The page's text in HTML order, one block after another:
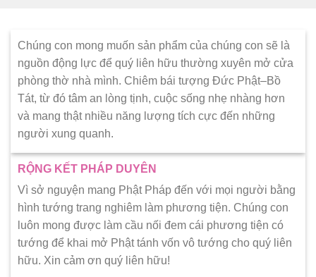
Chúng con mong muốn sản phẩm của chúng con sẽ là
nguồn động lực để quý liên hữu thường xuyên mở cửa
phòng thờ nhà mình. Chiêm bái tượng Đức Phật–Bồ
Tát, từ đó tâm an lòng tịnh, cuộc sống nhẹ nhàng hơn
và mang thật nhiều năng lượng tích cực đến những
người xung quanh.
RỘNG KẾT PHÁP DUYÊN
Vì sở nguyện mang Phật Pháp đến với mọi người bằng
hình tướng trang nghiêm làm phương tiện. Chúng con
luôn mong được làm cầu nối đem cái phương tiện có
tướng để khai mở Phật tánh vốn vô tướng cho quý liên
hữu. Xin cảm ơn quý liên hữu!